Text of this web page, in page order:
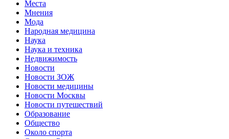
Места
Мнения
Мода
Народная медицина
Наука
Наука и техника
Недвижимость
Новости
Новости ЗОЖ
Новости медицины
Новости Москвы
Новости путешествий
Образование
Общество
Около спорта